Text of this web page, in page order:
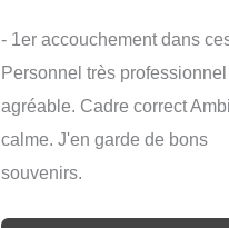
- 1er accouchement dans
Personnel très
agréable. Cadre correct
calme. J'en garde de bons
souvenirs.